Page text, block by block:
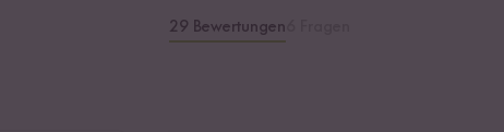
29 Bewertungen